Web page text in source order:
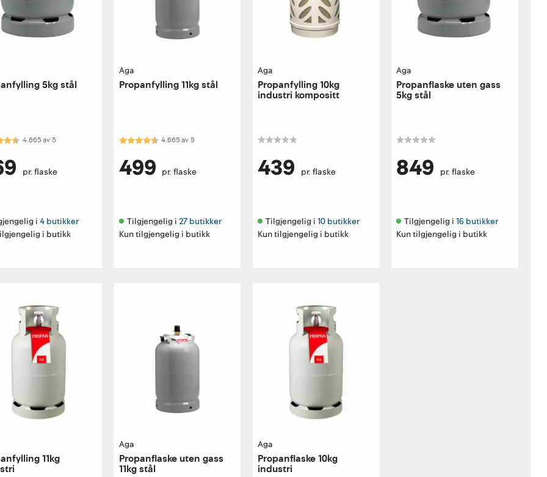
5kg stål
4.7 av 5 mulige
4.665av5
pr. flaske
i 4 butikker
i butikk
Aga
Propanfylling 11kg stål
Karakter:4.7 av 5 mulige
4.665av5
499 pr. flaske
Tilgjengelig i 27 butikker
Kun tilgjengelig i butikk
Aga
Propanfylling 10kg
industri kompositt
439 pr. flaske
Tilgjengelig i 10 butikker
Kun tilgjengelig i butikk
Aga
Propanflaske uten gass
5kg stål
849 pr. flaske
Tilgjengelig i 16 butikker
Kun tilgjengelig i butikk
11kg
Aga
Propanflaske uten gass
11kg stål
Aga
Propanflaske 10kg
industri